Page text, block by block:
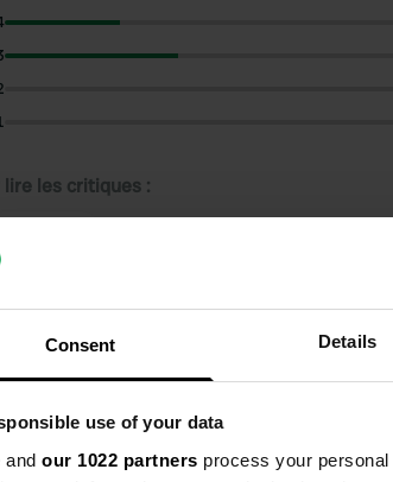
Consent Details
use of your data
and our 1022 partners process your
les critiques :
des filtres sur les avis
Beaucoup